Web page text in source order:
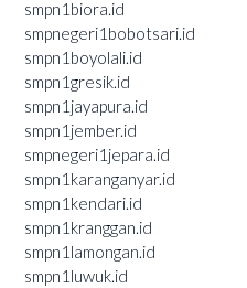
smpn1biora.id
smpnegeri1bobotsari.id
smpn1boyolali.id
smpn1gresik.id
smpn1jayapura.id
smpn1jember.id
smpnegeri1jepara.id
smpn1karanganyar.id
smpn1kendari.id
smpn1kranggan.id
smpn1lamongan.id
smpn1luwuk.id